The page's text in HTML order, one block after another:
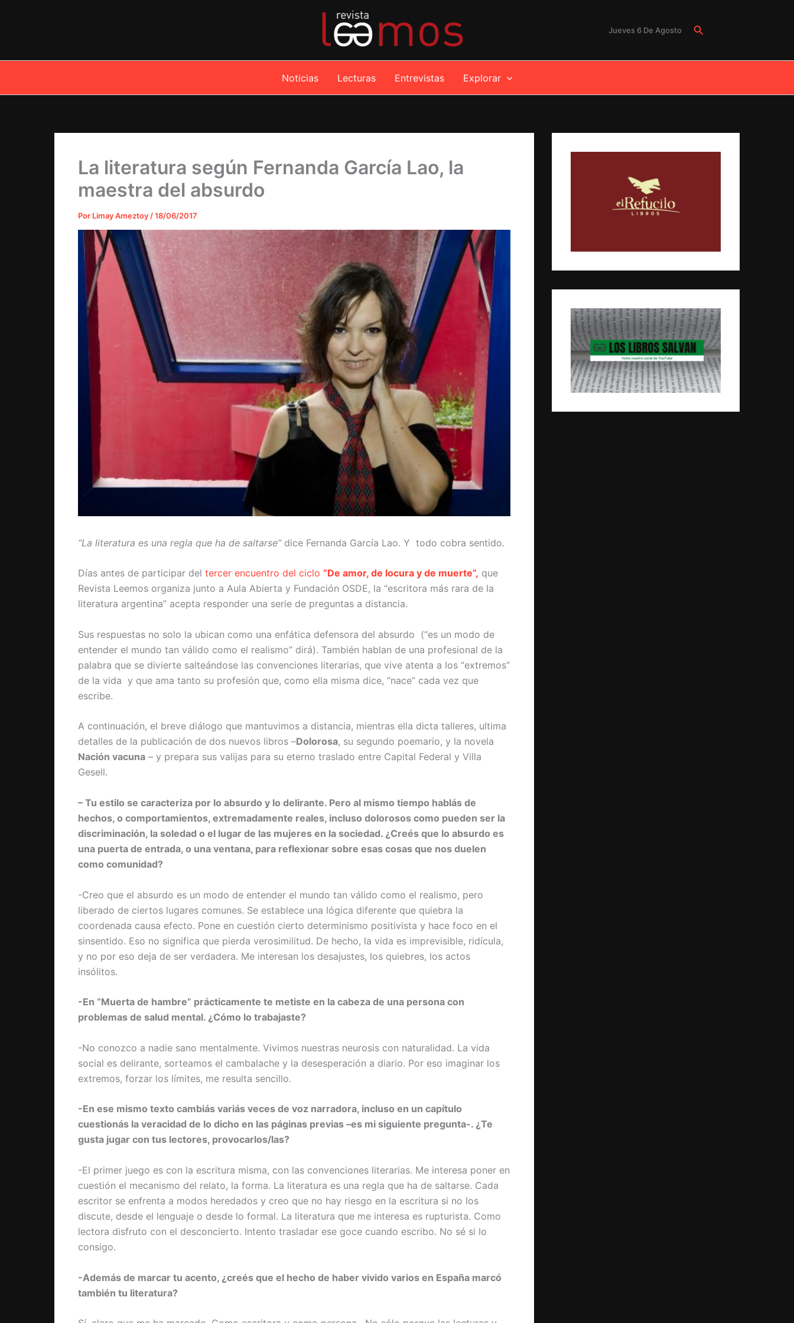
Jueves 6 De Agosto Buscar
Noticias Lecturas Entrevistas Explorar
La literatura según Fernanda García Lao, la
maestra del absurdo
Por Limay Ameztoy /18/06/2017
“La literatura es una regla que ha de saltarse” dice Fernanda García Lao. Y todo cobra sentido.
Días antes de participar del tercer encuentro del ciclo “De amor, de locura y de muerte”, que
Revista Leemos organiza junto a Aula Abierta y Fundación OSDE, la “escritora más rara de la
literatura argentina” acepta responder una serie de preguntas a distancia.
Sus respuestas no solo la ubican como una enfática defensora del absurdo (“es un modo de
entender el mundo tan válido como el realismo” dirá). También hablan de una profesional de la
palabra que se divierte salteándose las convenciones literarias, que vive atenta a los “extremos”
de la vida y que ama tanto su profesión que, como ella misma dice, “nace” cada vez que
escribe.
A continuación, el breve diálogo que mantuvimos a distancia, mientras ella dicta talleres, ultima
detalles de la publicación de dos nuevos libros –Dolorosa, su segundo poemario, y la novela
Nación vacuna – y prepara sus valijas para su eterno traslado entre Capital Federal y Villa
Gesell.
– Tu estilo se caracteriza por lo absurdo y lo delirante. Pero al mismo tiempo hablás de
hechos, o comportamientos, extremadamente reales, incluso dolorosos como pueden ser la
discriminación, la soledad o el lugar de las mujeres en la sociedad. ¿Creés que lo absurdo es
una puerta de entrada, o una ventana, para reflexionar sobre esas cosas que nos duelen
como comunidad?
-Creo que el absurdo es un modo de entender el mundo tan válido como el realismo, pero
liberado de ciertos lugares comunes. Se establece una lógica diferente que quiebra la
coordenada causa efecto. Pone en cuestión cierto determinismo positivista y hace foco en el
sinsentido. Eso no significa que pierda verosimilitud. De hecho, la vida es imprevisible, ridícula,
y no por eso deja de ser verdadera. Me interesan los desajustes, los quiebres, los actos
insólitos.
-En “Muerta de hambre” prácticamente te metiste en la cabeza de una persona con
problemas de salud mental. ¿Cómo lo trabajaste?
-No conozco a nadie sano mentalmente. Vivimos nuestras neurosis con naturalidad. La vida
social es delirante, sorteamos el cambalache y la desesperación a diario. Por eso imaginar los
extremos, forzar los límites, me resulta sencillo.
-En ese mismo texto cambiás variás veces de voz narradora, incluso en un capítulo
cuestionás la veracidad de lo dicho en las páginas previas –es mi siguiente pregunta-. ¿Te
gusta jugar con tus lectores, provocarlos/las?
-El primer juego es con la escritura misma, con las convenciones literarias. Me interesa poner en
cuestión el mecanismo del relato, la forma. La literatura es una regla que ha de saltarse. Cada
escritor se enfrenta a modos heredados y creo que no hay riesgo en la escritura si no los
discute, desde el lenguaje o desde lo formal. La literatura que me interesa es rupturista. Como
lectora disfruto con el desconcierto. Intento trasladar ese goce cuando escribo. No sé si lo
consigo.
-Además de marcar tu acento, ¿creés que el hecho de haber vivido varios en España marcó
también tu literatura?